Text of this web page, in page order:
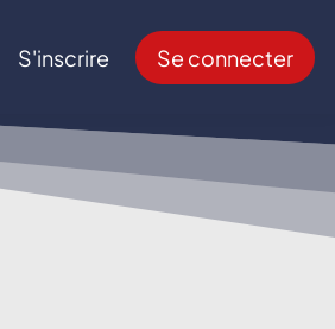
S'inscrire Se connecter